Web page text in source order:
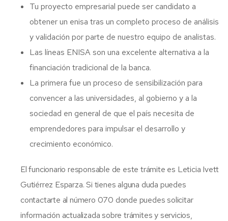
Tu proyecto empresarial puede ser candidato a
obtener un enisa tras un completo proceso de análisis
y validación por parte de nuestro equipo de analistas.
Las líneas ENISA son una excelente alternativa a la
financiación tradicional de la banca.
La primera fue un proceso de sensibilización para
convencer a las universidades, al gobierno y a la
sociedad en general de que el país necesita de
emprendedores para impulsar el desarrollo y
crecimiento económico.
El funcionario responsable de este trámite es Leticia Ivett
Gutiérrez Esparza. Si tienes alguna duda puedes
contactarte al número 070 donde puedes solicitar
información actualizada sobre trámites y servicios,